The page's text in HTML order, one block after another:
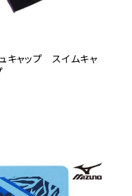
キャップ スイムキャ